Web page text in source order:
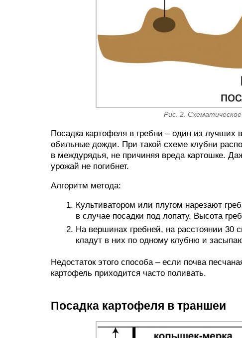
Рис. 2.
Посадка картофеля в гребни – один из лучших
обильные дожди. При такой схеме клубни
в междурядья, не причиняя вреда картошке.
урожай не погибнет.
Алгоритм метода:
Культиватором или плугом нарезают
в случае посадки под лопату. Высота
На вершинах гребней, на расстоянии 30
кладут в них по одному клубню и
Недостаток этого способа – если почва
картофель приходится часто поливать.
Посадка картофеля в траншеи